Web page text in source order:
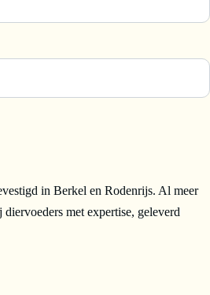
in Berkel en Rodenrijs. Al meer
met expertise, geleverd